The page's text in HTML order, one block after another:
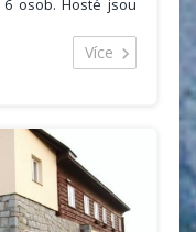
osob. Hosté jsou
se sprchou a
kuchyň (plynový
venkovním krbem,
Více